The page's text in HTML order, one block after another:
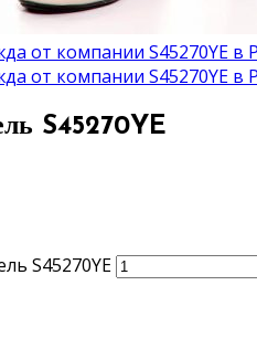
S45270YE
S45270YE